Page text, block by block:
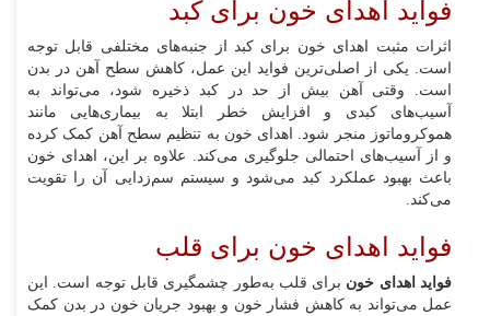
فواید اهدای خون برای کبد
اثرات مثبت اهدای خون برای کبد از جنبه‌های مختلفی قابل توجه
است. یکی از اصلی‌ترین فواید این عمل، کاهش سطح آهن در بدن
است. وقتی آهن بیش از حد در کبد ذخیره شود، می‌تواند به
آسیب‌های کبدی و افزایش خطر ابتلا به بیماری‌هایی مانند
هموکروماتوز منجر شود. اهدای خون به تنظیم سطح آهن کمک کرده
و از آسیب‌های احتمالی جلوگیری می‌کند. علاوه بر این، اهدای خون
باعث بهبود عملکرد کبد می‌شود و سیستم سم‌زدایی آن را تقویت
می‌کند.
فواید اهدای خون برای قلب
فواید اهدای خون برای قلب به‌طور چشمگیری قابل توجه است. این
عمل می‌تواند به کاهش فشار خون و بهبود جریان خون در بدن کمک